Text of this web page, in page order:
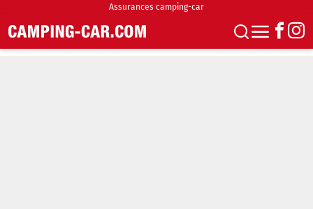
Assurances camping-car